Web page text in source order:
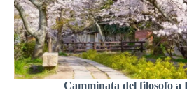
Camminata del filosofo a